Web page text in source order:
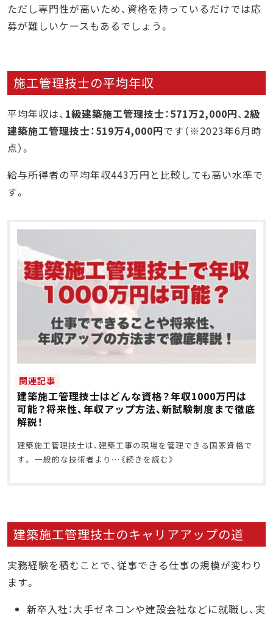
ただし専門性が高いため、資格を持っているだけでは応
募が難しいケースもあるでしょう。
施工管理技士の平均年収
平均年収は、 1級建築施工管理技士：571万2,000円、 2級
建築施工管理技士：519万4,000円です（※2023年6月時
点）。
給与所得者の平均年収443万円と比較しても高い水準で
す。
関連記事
建築施工管理技士はどんな資格？年収1000万円は
可能？将来性、年収アップ方法、新試験制度まで徹底
解説！
建築施工管理技士は、建築工事の現場を管理できる国家資格で
す。 一般的な技術者より
建築施工管理技士のキャリアアップの道
実務経験を積むことで、従事できる仕事の規模が変わり
ます。
新卒入社：大手ゼネコンや建設会社などに就職し、実